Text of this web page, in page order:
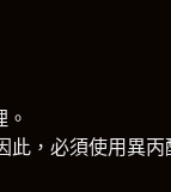
，必須使用異